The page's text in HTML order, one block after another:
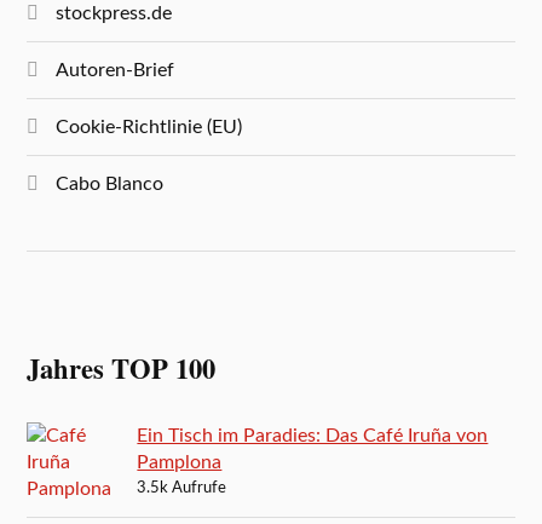
stockpress.de
Autoren-Brief
Cookie-Richtlinie (EU)
Cabo Blanco
Jahres TOP 100
Ein Tisch im Paradies: Das Café Iruña von
Pamplona
3.5k Aufrufe